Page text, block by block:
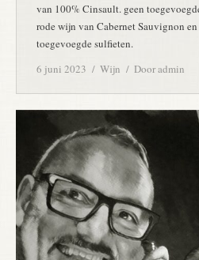
van 100% Cinsault. geen
rode wijn van Cabernet Sauvignon en
toegevoegde sulfieten.
6 juni 2023
Wijn Dooradmin